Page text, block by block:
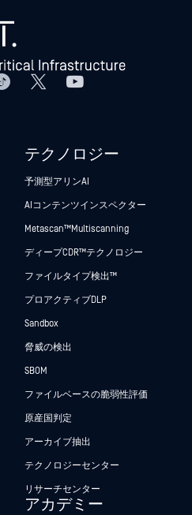
テクノロジー
予測型アリンAI
AIコンテンツインスペクター
Metascan™ Multiscanning
ディープCDR™テクノロジー
ファイルタイプ検出™
プロアクティブDLP
Sandbox
脅威の検出
SBOM
ファイルベースの脆弱性評価
原産国判定
アーカイブ抽出
テクノロジーセンター
リサーチセンター
アカデミー